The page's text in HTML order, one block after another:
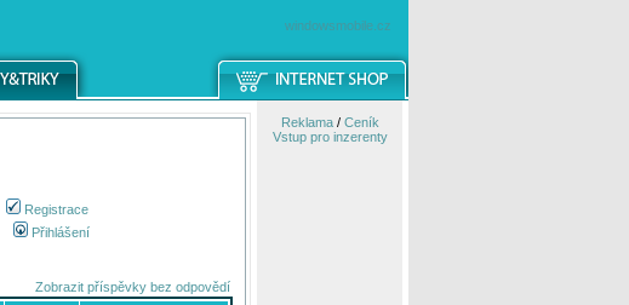
windowsmobile.cz
Registrace
Přihlášení
Zobrazit příspěvky bez odpovědí
Reklama/ Ceník
Vstup pro inzerenty